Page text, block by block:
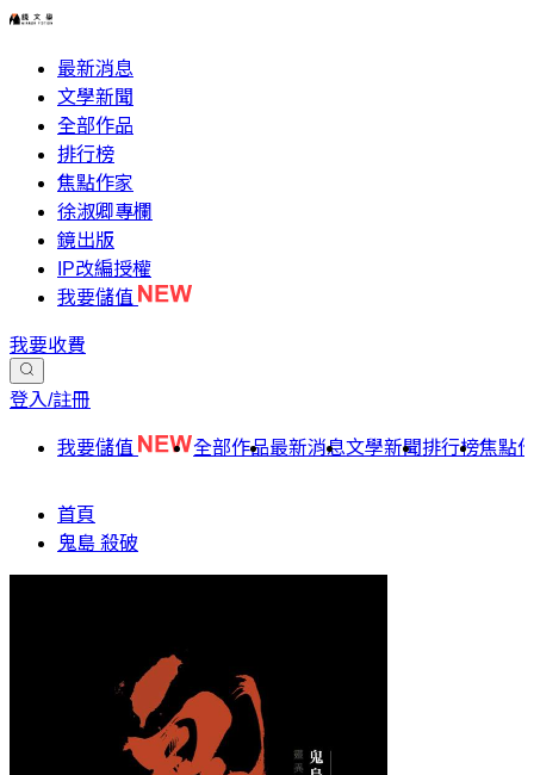
最新消息
文學新聞
全部作品
排行榜
焦點作家
徐淑卿專欄
鏡出版
IP改編授權
我要儲值
我要收費
登入/註冊
我要儲值 全部作品最新消息文學新聞排行榜焦點
首頁
鬼島 殺破